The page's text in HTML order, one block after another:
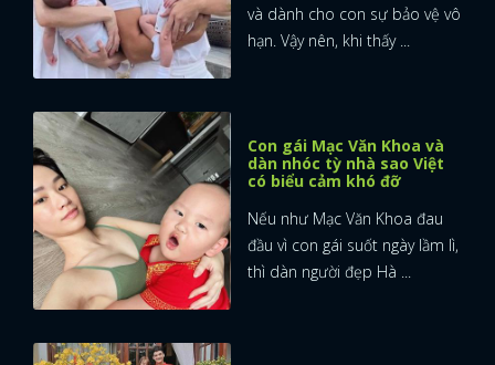
và dành cho con sự bảo vệ vô
hạn. Vậy nên, khi thấy ...
Con gái Mạc Văn Khoa và
dàn nhóc tỳ nhà sao Việt
có biểu cảm khó đỡ
Nếu như Mạc Văn Khoa đau
đầu vì con gái suốt ngày lầm lì,
thì dàn người đẹp Hà ...